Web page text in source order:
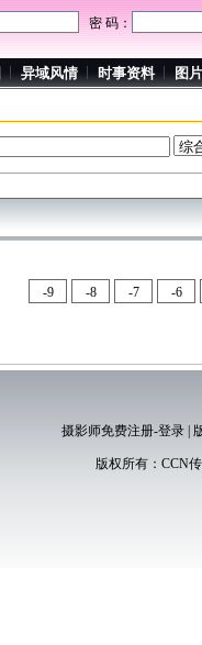
密 码：
异域风情 时事资料 图
-9 -8 -7 -6
摄影师免费注册-登录|
版权所有： CCN